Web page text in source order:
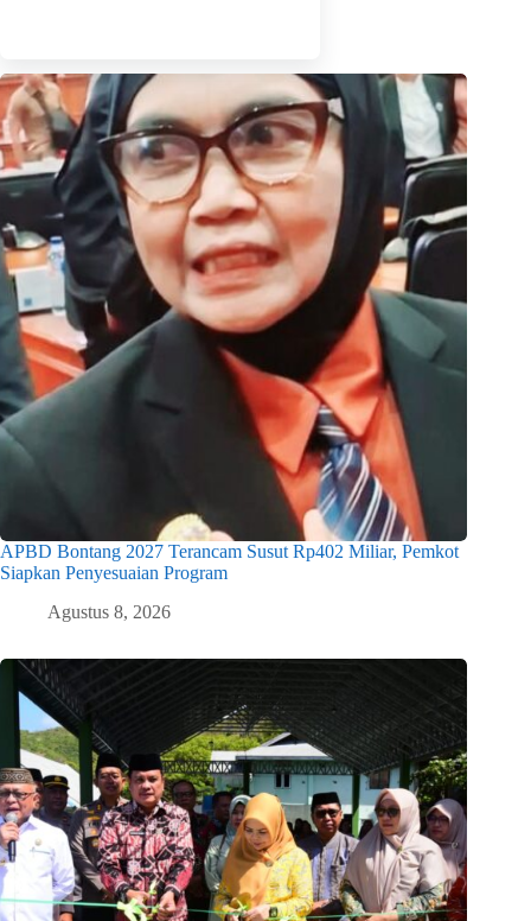
APBD Bontang 2027 Terancam Susut Rp402 Miliar, Pemkot
Siapkan Penyesuaian Program
Agustus 8, 2026